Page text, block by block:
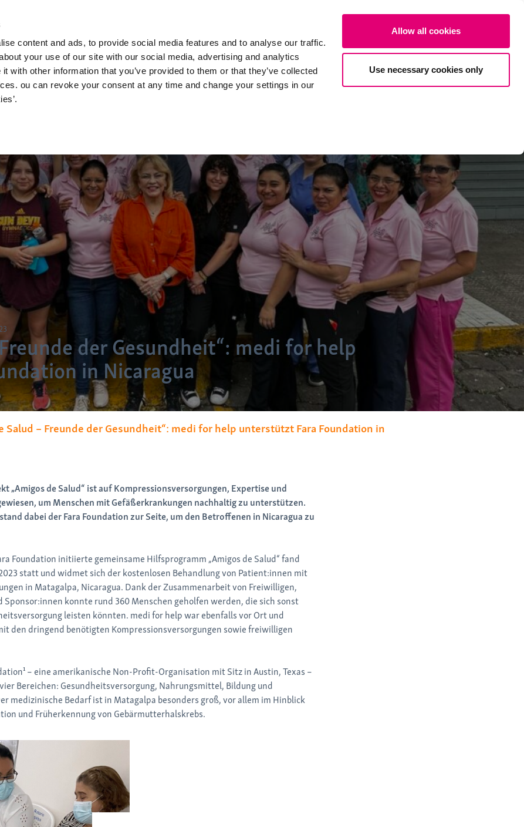
content and ads, to provide social media features and to analyse our traffic.
your use of our site with our social media, advertising and analytics
with other information that you’ve provided to them or that they’ve collected
ou can revoke your consent at any time and change your settings in our
Allow all cookies
Use necessary cookies only
Projekte
der Gesundheit“: medi for help
in Nicaragua
Salud – Freunde der Gesundheit“: medi for help unterstützt Fara Foundation in
„Amigos de Salud“ ist auf Kompressionsversorgungen, Expertise und
um Menschen mit Gefäßerkrankungen nachhaltig zu unterstützen.
dabei der Fara Foundation zur Seite, um den Betroffenen in Nicaragua zu
Foundation initiierte gemeinsame Hilfsprogramm „Amigos de Salud“ fand
statt und widmet sich der kostenlosen Behandlung von Patient:innen mit
in Matagalpa, Nicaragua. Dank der Zusammenarbeit von Freiwilligen,
Sponsor:innen konnte rund 360 Menschen geholfen werden, die sich sonst
leisten könnten. medi for help war ebenfalls vor Ort und
den dringend benötigten Kompressionsversorgungen sowie freiwilligen
– eine amerikanische Non-Profit-Organisation mit Sitz in Austin, Texas –
Bereichen: Gesundheitsversorgung, Nahrungsmittel, Bildung und
medizinische Bedarf ist in Matagalpa besonders groß, vor allem im Hinblick
und Früherkennung von Gebärmutterhalskrebs.